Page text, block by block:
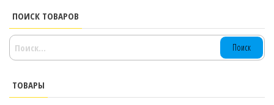
ПОИСК ТОВАРОВ
НАЙТИ:
ТОВАРЫ